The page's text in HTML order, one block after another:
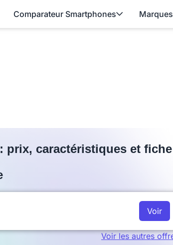
Comparateur Smartphones Marques
prix, caractéristiques et
Voir
Voir les autres